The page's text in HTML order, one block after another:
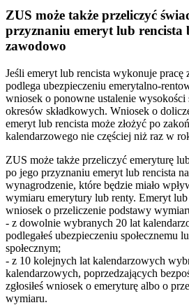
ZUS może także przeliczyć
przyznaniu emeryt lub rencista
zawodowo
Jeśli emeryt lub rencista wykonuje pracę
podlega ubezpieczeniu emerytalno-
wniosek o ponowne ustalenie
okresów składkowych. Wniosek o
emeryt lub rencista może złożyć po
kalendarzowego nie częściej niż raz w
ZUS może także przeliczyć emeryturę
po jego przyznaniu emeryt lub rencista
wynagrodzenie, które będzie miało
wymiaru emerytury lub renty. Emeryt lub
wniosek o przeliczenie podstawy
- z dowolnie wybranych 20 lat
podlegałeś ubezpieczeniu społecznemu
społecznym;
- z 10 kolejnych lat kalendarzowych
kalendarzowych, poprzedzających
zgłosiłeś wniosek o emeryturę albo o
wymiaru.